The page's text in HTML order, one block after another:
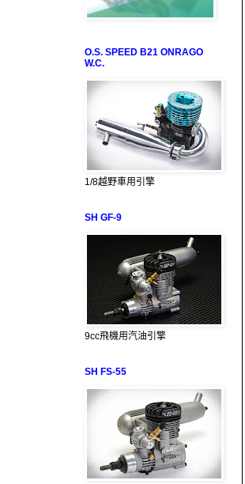
O.S. SPEED B21 ONRAGO
W.C.
1/8越野車用引擎
SH GF-9
9cc飛機用汽油引擎
SH FS-55